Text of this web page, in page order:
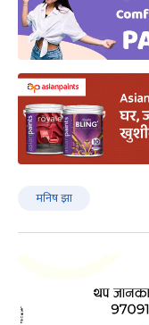
मनिष झा